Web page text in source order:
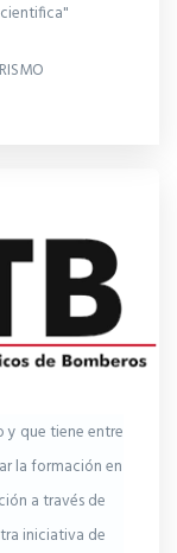
y que tiene entre
la formación en
a través de
iniciativa de